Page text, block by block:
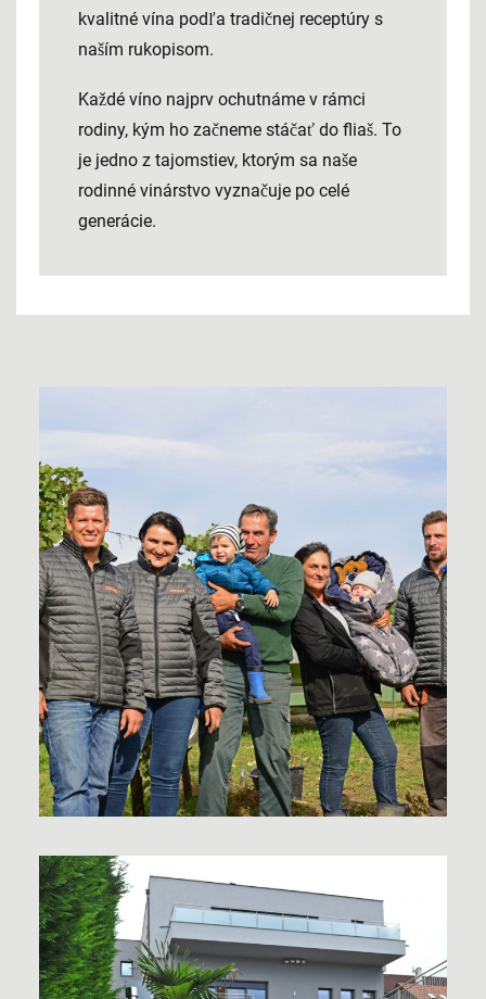
kvalitné vína podľa tradičnej receptúry s
naším rukopisom.
Každé víno najprv ochutnáme v rámci
rodiny, kým ho začneme stáčať do fliaš. To
je jedno z tajomstiev, ktorým sa naše
rodinné vinárstvo vyznačuje po celé
generácie.